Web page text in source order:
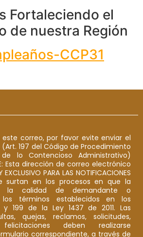
Fortaleciendo el
de nuestra Región
este correo, por favor evite enviar el
197 del Código de Procedimiento
lo Contencioso Administrativo)
Esta dirección de correo electrónico
PARA LAS NOTIFICACIONES
surtan en los procesos en que la
la calidad de demandante o
términos establecidos en los
y 199 de la Ley 1437 de 2011. Las
quejas, reclamos, solicitudes,
deben realizarse
correspondiente, a través de